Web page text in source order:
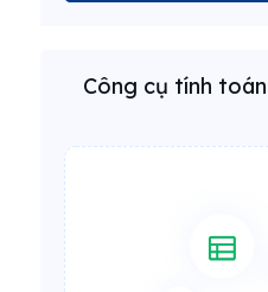
Công cụ tính